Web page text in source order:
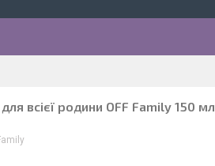
всієї родини OFF Family 150 мл